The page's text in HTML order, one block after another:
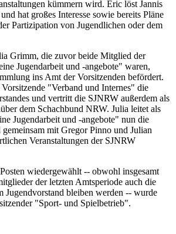
kümmern wird. Eric löst Jannis
hat großes Interesse sowie bereits Pläne
Partizipation von Jugendlichen oder dem
Grimm, die zuvor beide Mitglied der
Jugendarbeit und -angebote" waren,
ins Amt der Vorsitzenden befördert.
"Verband und Internes" die
und vertritt die SJNRW außerdem als
dem Schachbund NRW. Julia leitet als
Jugendarbeit und -angebote" nun die
mit Gregor Pinno und Julian
Veranstaltungen der SJNRW
wiedergewählt -- obwohl insgesamt
der letzten Amtsperiode auch die
Jugendvorstand bleiben werden -- wurde
"Sport- und Spielbetrieb".